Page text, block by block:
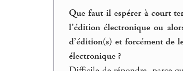
Que faut-il espérer à court
l’édition électronique ou
d’édition(s) et forcément de
électronique ?